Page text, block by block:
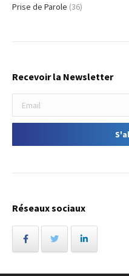
Prise de Parole (36)
Recevoir la Newsletter
Réseaux sociaux